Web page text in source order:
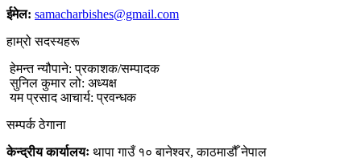
ईमेल: samacharbishes@gmail.com
हाम्रो सदस्यहरू
हेमन्त न्यौपाने: प्रकाशक/सम्पादक
सुनिल कुमार लो: अध्यक्ष
यम प्रसाद आचार्य: प्रवन्धक
सम्पर्क ठेगाना
केन्द्रीय कार्यालयः थापा गाउँ १० बानेश्वर, काठमाडौँ नेपाल